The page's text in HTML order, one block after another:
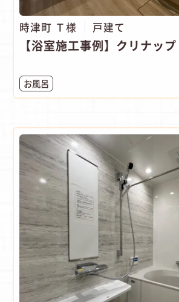
時津町 Ｔ様 戸建て
【浴室施工事例】クリナッ
お風呂